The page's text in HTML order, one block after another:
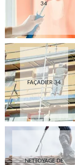
34
FAÇADIER 34
NETTOYAGE DE